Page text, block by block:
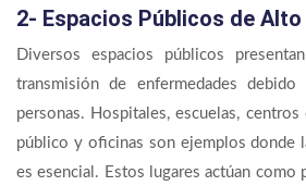
2- Espacios Públicos de Alto
Diversos espacios públicos
transmisión de enfermedades
personas. Hospitales, escuelas,
público y oficinas son ejemplos donde
es esencial. Estos lugares actúan como